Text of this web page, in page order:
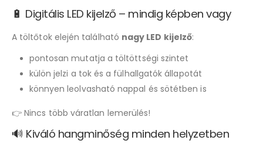
🔋 Digitális LED kijelző – mindig képben vagy
A töltőtok elején található nagy LED kijelző:
pontosan mutatja a töltöttségi szintet
külön jelzi a tok és a fülhallgatók állapotát
könnyen leolvasható nappal és sötétben is
👉 Nincs több váratlan lemerülés!
🔊 Kiváló hangminőség minden helyzetben